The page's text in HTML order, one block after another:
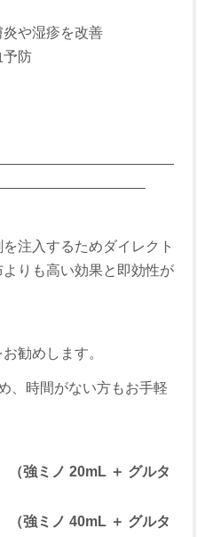
炎や湿疹を改善
予防
注入するためダイレクト
りも高い効果と即効性が
勧めします。
、時間がない方もお手軽
強ミノ 20mL ＋ グルタ
強ミノ 40mL ＋ グルタ